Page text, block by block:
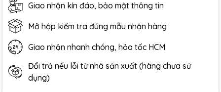
Giao nhận kín đáo, bảo mật thông tin
Mở hộp kiểm tra đúng mẫu nhận hàng
Giao nhận nhanh chóng, hỏa tốc HCM
Đổi trả nếu lỗi từ nhà sản xuất (hàng chưa sử
dụng)